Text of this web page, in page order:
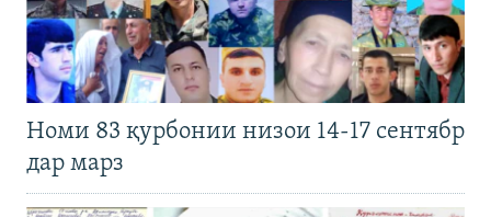
Номи 83 қурбонии низои 14-17 сентябр
дар марз